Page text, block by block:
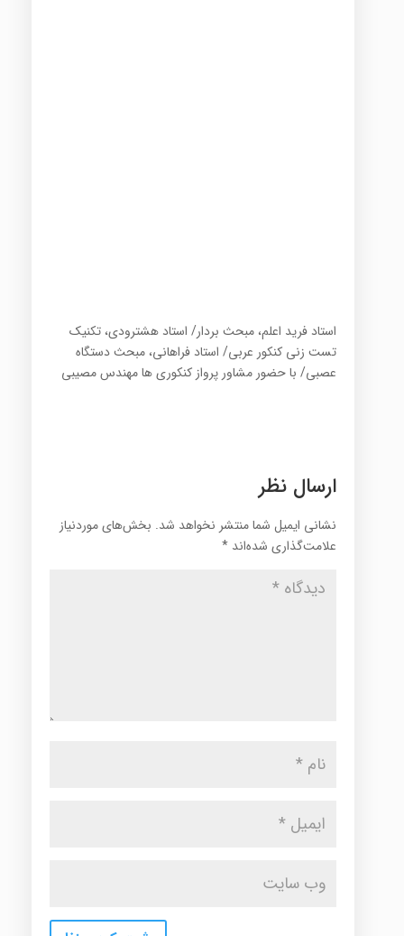
استاد فرید اعلم، مبحث بردار/ استاد هشترودی، تکنیک
تست زنی کنکور عربی/ استاد فراهانی، مبحث دستگاه
عصبی/ با حضور مشاور پرواز کنکوری ها مهندس مصیبی
ارسال نظر
نشانی ایمیل شما منتشر نخواهد شد. بخش‌های موردنیاز
علامت‌گذاری شده‌اند *